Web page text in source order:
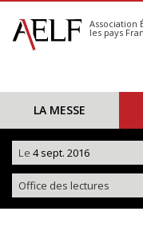
S'abonner
Calendrier
Association
les pays
LA MESSE
Le 4 sept. 2016
Office des lectures